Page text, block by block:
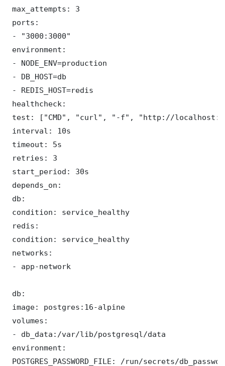
max_attempts: 3
ports:
- "3000:3000"
environment:
- NODE_ENV=production
- DB_HOST=db
- REDIS_HOST=redis
healthcheck:
test: ["CMD", "curl", "-f", "http://
interval: 10s
timeout: 5s
retries: 3
start_period: 30s
depends_on:
db:
condition: service_healthy
redis:
condition: service_healthy
networks:
- app-network
db:
image: postgres:16-alpine
volumes:
- db_data:/var/lib/postgresql/data
environment:
POSTGRES_PASSWORD_FILE: /run/secrets/